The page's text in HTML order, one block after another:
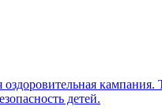
оздоровительная
детей.